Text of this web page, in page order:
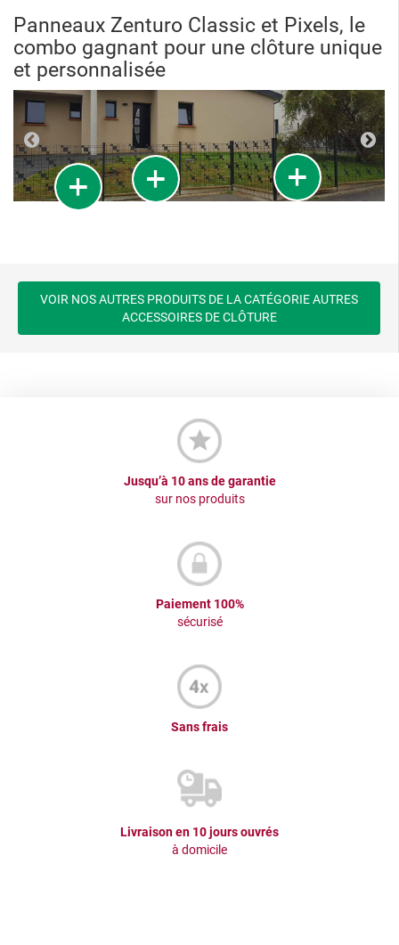
Panneaux Zenturo Classic et Pixels, le
combo gagnant pour une clôture unique
et personnalisée
VOIR NOS AUTRES PRODUITS DE LA CATÉGORIE AUTRES
ACCESSOIRES DE CLÔTURE
Jusqu’à 10 ans de garantie
sur nos produits
Paiement 100%
sécurisé
Sans frais
Livraison en 10 jours ouvrés
à domicile